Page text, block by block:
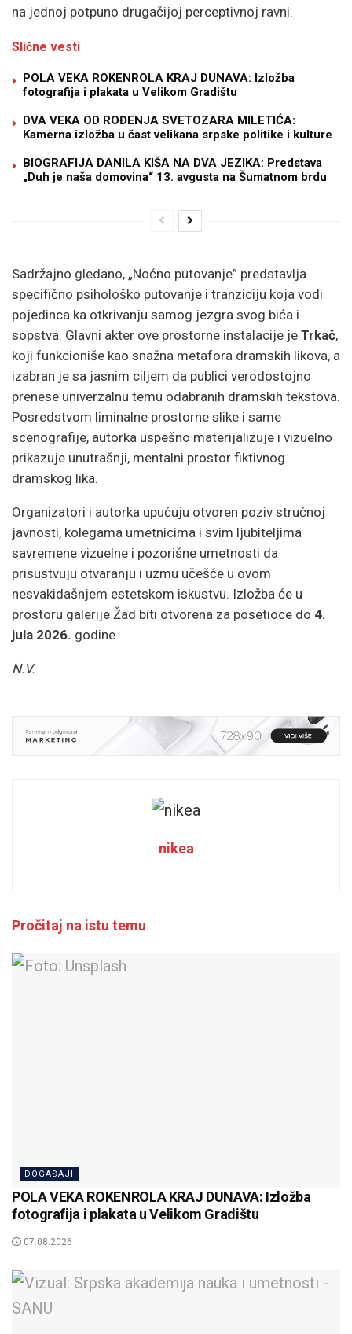
na jednoj potpuno drugačijoj perceptivnoj ravni.
Slične vesti
POLA VEKA ROKENROLA KRAJ DUNAVA: Izložba
fotografija i plakata u Velikom Gradištu
DVA VEKA OD ROĐENJA SVETOZARA MILETIĆA:
Kamerna izložba u čast velikana srpske politike i kulture
BIOGRAFIJA DANILA KIŠA NA DVA JEZIKA: Predstava
„Duh je naša domovina“ 13. avgusta na Šumatnom brdu
Sadržajno gledano, „Noćno putovanje” predstavlja
specifično psihološko putovanje i tranziciju koja vodi
pojedinca ka otkrivanju samog jezgra svog bića i
sopstva. Glavni akter ove prostorne instalacije je Trkač,
koji funkcioniše kao snažna metafora dramskih likova, a
izabran je sa jasnim ciljem da publici verodostojno
prenese univerzalnu temu odabranih dramskih tekstova.
Posredstvom liminalne prostorne slike i same
scenografije, autorka uspešno materijalizuje i vizuelno
prikazuje unutrašnji, mentalni prostor fiktivnog
dramskog lika.
Organizatori i autorka upućuju otvoren poziv stručnoj
javnosti, kolegama umetnicima i svim ljubiteljima
savremene vizuelne i pozorišne umetnosti da
prisustvuju otvaranju i uzmu učešće u ovom
nesvakidašnjem estetskom iskustvu. Izložba će u
prostoru galerije Žad biti otvorena za posetioce do 4.
jula 2026. godine.
N.V.
nikea
Pročitaj na istu temu
DOGAĐAJI
POLA VEKA ROKENROLA KRAJ DUNAVA: Izložba
fotografija i plakata u Velikom Gradištu
07.08.2026